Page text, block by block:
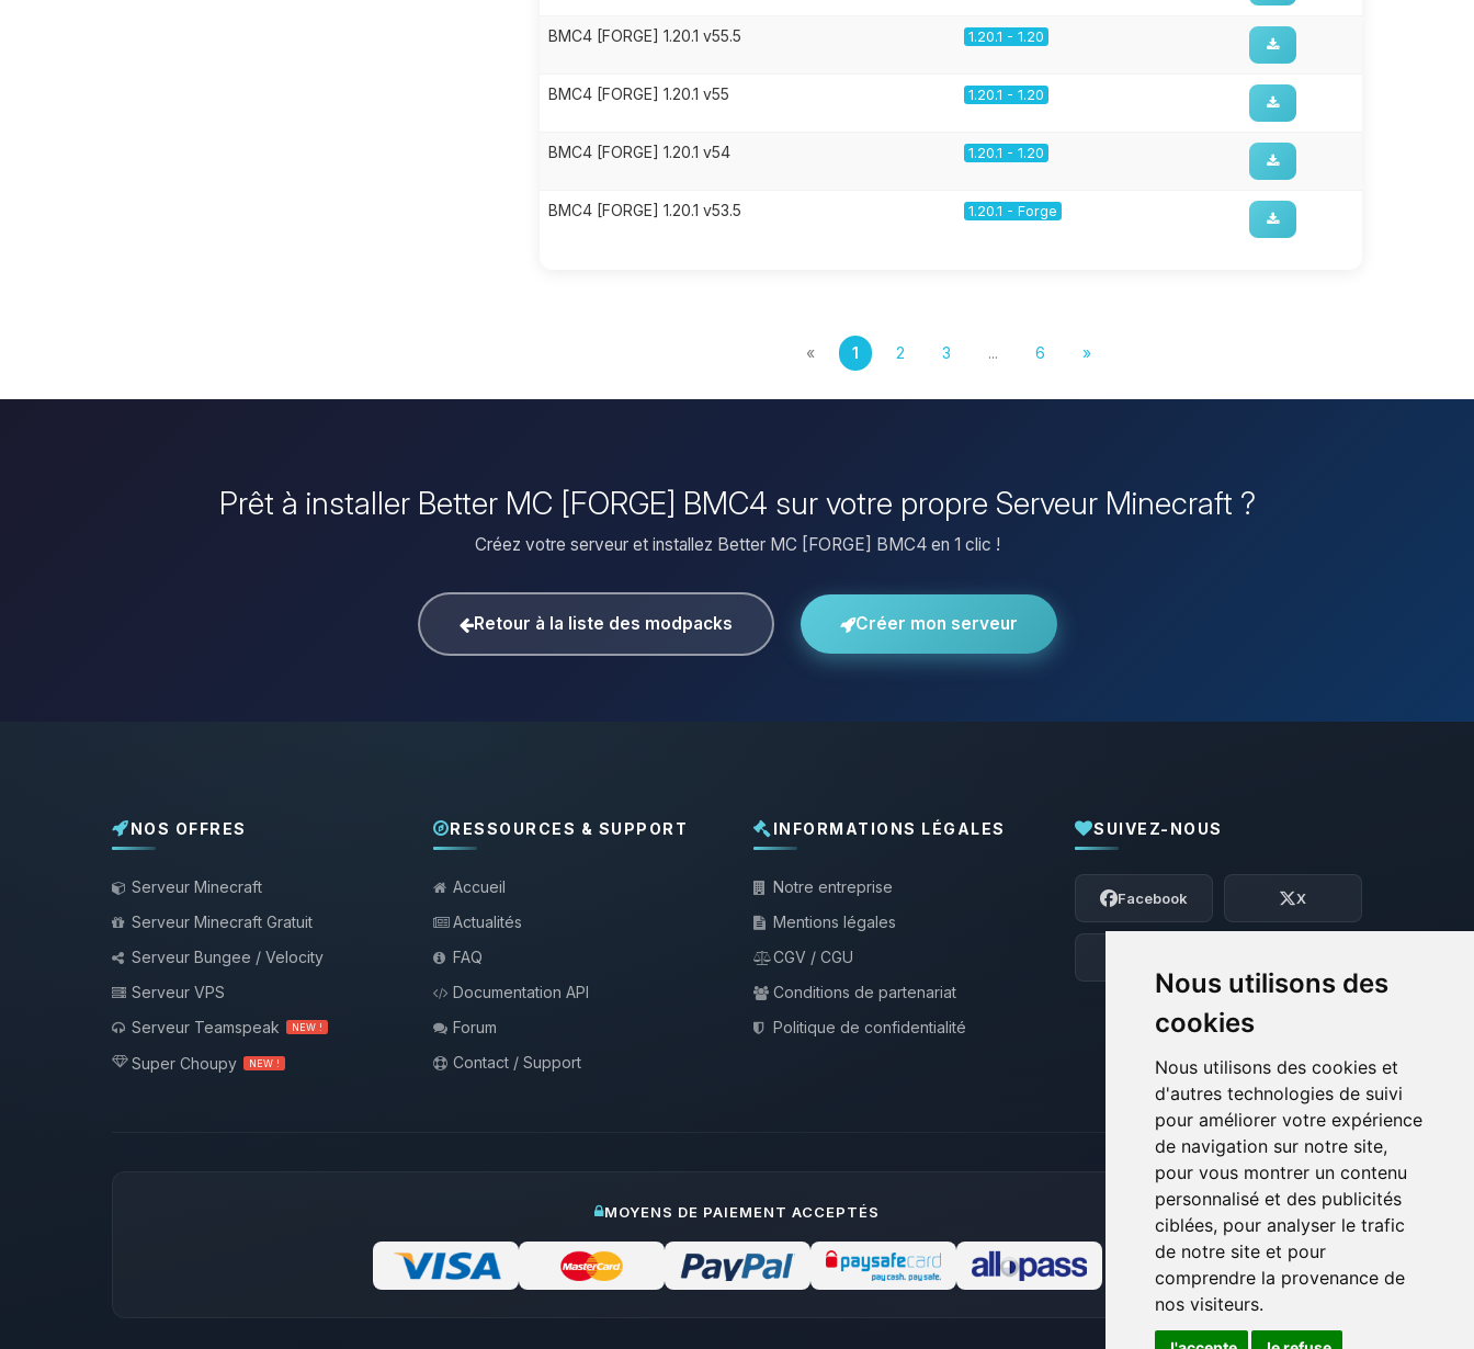
Nous utilisons des
cookies
Nous utilisons des cookies et
d'autres technologies de suivi
pour améliorer votre expérience
de navigation sur notre site,
pour vous montrer un contenu
personnalisé et des publicités
ciblées, pour analyser le trafic
de notre site et pour
comprendre la provenance de
nos visiteurs.
BMC4 [FORGE] 1.20.1 v55.5 1.20.1 - 1.20
BMC4 [FORGE] 1.20.1 v55 1.20.1 - 1.20
BMC4 [FORGE] 1.20.1 v54 1.20.1 - 1.20
BMC4 [FORGE] 1.20.1 v53.5 1.20.1 - Forge
« 1 2 3 ... 6 »
Prêt à installer Better MC [FORGE] BMC4 sur votre propre Serveur Minecraft ?
Créez votre serveur et installez Better MC [FORGE] BMC4 en 1 clic !
Retour à la liste des modpacks Créer mon serveur
NOS OFFRES
Serveur Minecraft
Serveur Minecraft Gratuit
Serveur Bungee / Velocity
Serveur VPS
Serveur Teamspeak
NEW !
Super Choupy NEW !
RESSOURCES & SUPPORT
Accueil
Actualités
FAQ
Documentation API
Forum
Contact / Support
INFORMATIONS LÉGALES
Notre entreprise
Mentions légales
CGV / CGU
Conditions de partenariat
Politique de confidentialité
SUIVEZ-NOUS
Facebook X
MOYENS DE PAIEMENT ACCEPTÉS
Youpi, enfin quelqu’un pour me parler !
Moi c’est Choupy, ton petit assistant
BoxToPlay. Dis-moi ce dont tu as besoin
et je vais remuer mes petits circuits
07/08/2026 à 22:21